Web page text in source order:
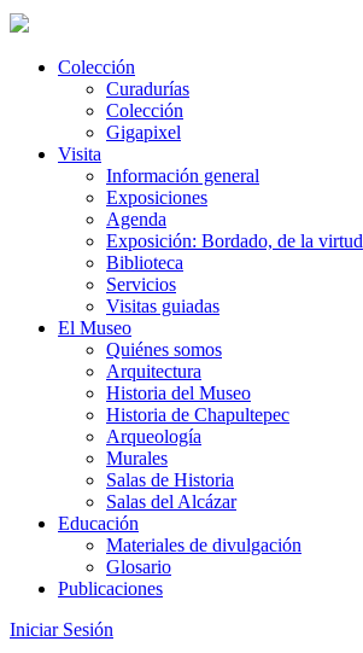
Colección
Curadurías
Colección
Gigapixel
Visita
Información general
Exposiciones
Agenda
Exposición: Bordado, de la virtud
Biblioteca
Servicios
Visitas guiadas
El Museo
Quiénes somos
Arquitectura
Historia del Museo
Historia de Chapultepec
Arqueología
Murales
Salas de Historia
Salas del Alcázar
Educación
Materiales de divulgación
Glosario
Publicaciones
Iniciar Sesión